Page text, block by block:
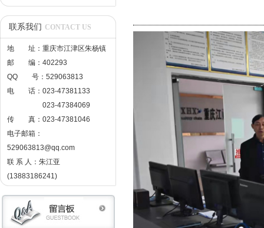
联系我们 CONTACT US
地 址：重庆市江津区朱杨镇
邮 编：402293
QQ 号：529063813
电 话：023-47381133
023-47384069
传 真：023-47381046
电子邮箱：
529063813@qq.com
联 系 人：朱江亚
(13883186241)